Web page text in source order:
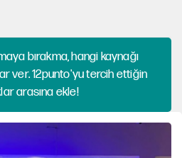
bırakma, hangi kaynağı
ver. 12punto'yu tercih ettiğin
arasına ekle!